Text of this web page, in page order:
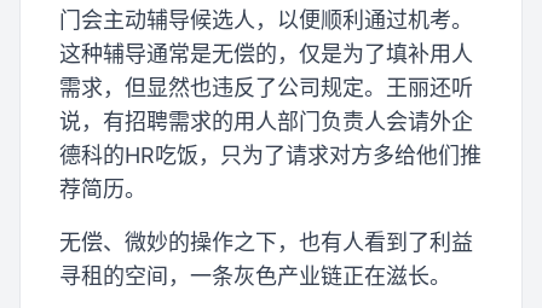
门会主动辅导候选人，以便顺利通过机考。
这种辅导通常是无偿的，仅是为了填补用人
需求，但显然也违反了公司规定。王丽还听
说，有招聘需求的用人部门负责人会请外企
德科的HR吃饭，只为了请求对方多给他们推
荐简历。
无偿、微妙的操作之下，也有人看到了利益
寻租的空间，一条灰色产业链正在滋长。